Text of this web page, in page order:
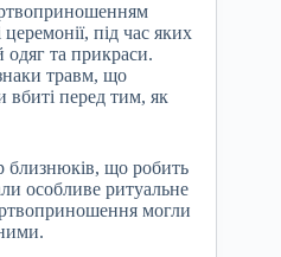
під час яких
одяг та прикраси.
травм, що
вбиті перед тим, як
близнюків, що робить
особливе ритуальне
могли